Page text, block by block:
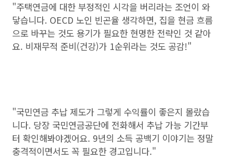
"주택연금에 대한 부정적인 시각을 버리라는 조언이 와
닿습니다. OECD 노인 빈곤율 생각하면, 집을 현금 흐름
으로 바꾸는 것도 용기가 필요한 현명한 전략인 것 같아
요. 비재무적 준비(건강)가 1순위라는 것도 공감!"
"국민연금 추납 제도가 그렇게 수익률이 좋은지 몰랐습
니다. 당장 국민연금공단에 전화해서 추납 가능 기간부
터 확인해봐야겠어요. 9년의 소득 공백기 이야기는 정말
충격적이면서도 꼭 필요한 경고입니다."